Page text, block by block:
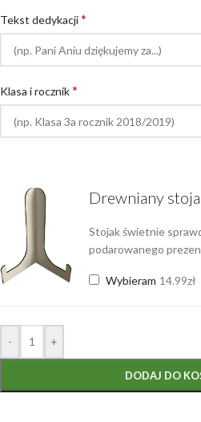
Tekst dedykacji*
Klasa i rocznik*
Drewniany
Stojak świetnie
podarowanego
Wybieram 14.99zł
- +
DODAJ DO